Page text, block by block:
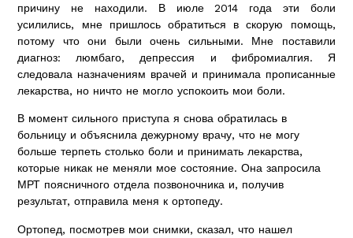
причину не находили. В июле 2014 года эти боли
усилились, мне пришлось обратиться в скорую помощь,
потому что они были очень сильными. Мне поставили
диагноз: люмбаго, депрессия и фибромиалгия. Я
следовала назначениям врачей и принимала прописанные
лекарства, но ничто не могло успокоить мои боли.
В момент сильного приступа я снова обратилась в
больницу и объяснила дежурному врачу, что не могу
больше терпеть столько боли и принимать лекарства,
которые никак не меняли мое состояние. Она запросила
МРТ поясничного отдела позвоночника и, получив
результат, отправила меня к ортопеду.
Ортопед, посмотрев мои снимки, сказал, что нашел